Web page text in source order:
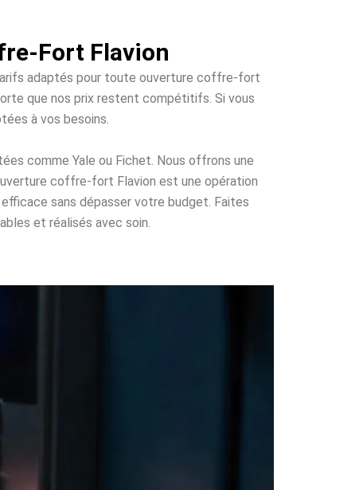
Fort Flavion
adaptés pour toute ouverture coffre-fort
que nos prix restent compétitifs. Si vous
à vos besoins.
comme Yale ou Fichet. Nous offrons une
coffre-fort Flavion est une opération
sans dépasser votre budget. Faites
et réalisés avec soin.